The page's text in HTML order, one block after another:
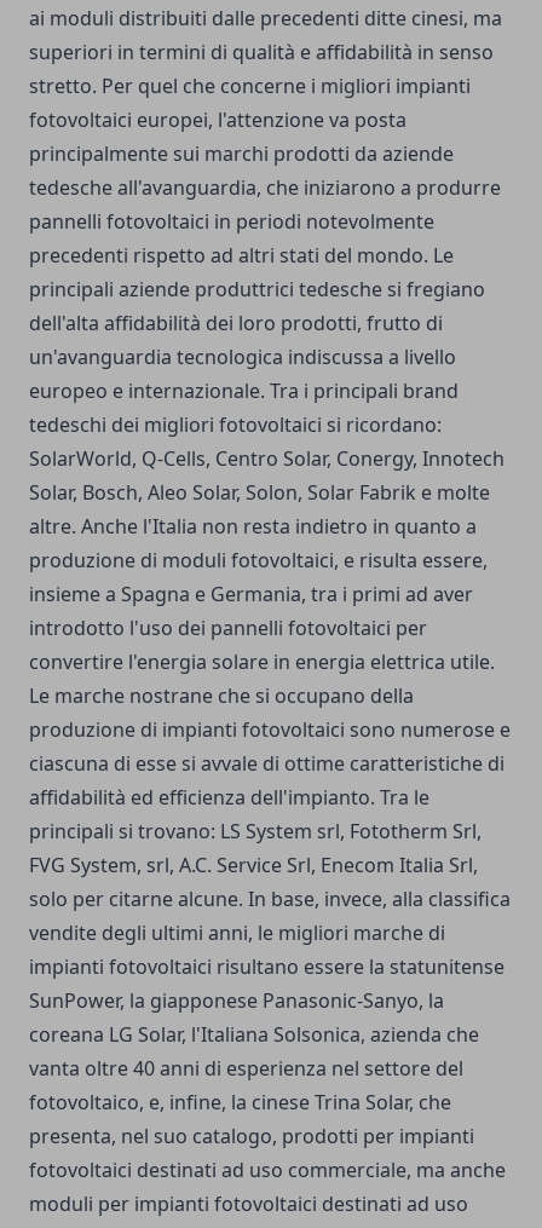
ai moduli distribuiti dalle precedenti ditte cinesi, ma
superiori in termini di qualità e affidabilità in senso
stretto. Per quel che concerne i migliori impianti
fotovoltaici europei, l'attenzione va posta
principalmente sui marchi prodotti da aziende
tedesche all'avanguardia, che iniziarono a produrre
pannelli fotovoltaici in periodi notevolmente
precedenti rispetto ad altri stati del mondo. Le
principali aziende produttrici tedesche si fregiano
dell'alta affidabilità dei loro prodotti, frutto di
un'avanguardia tecnologica indiscussa a livello
europeo e internazionale. Tra i principali brand
tedeschi dei migliori fotovoltaici si ricordano:
SolarWorld, Q-Cells, Centro Solar, Conergy, Innotech
Solar, Bosch, Aleo Solar, Solon, Solar Fabrik e molte
altre. Anche l'Italia non resta indietro in quanto a
produzione di moduli fotovoltaici, e risulta essere,
insieme a Spagna e Germania, tra i primi ad aver
introdotto l'uso dei pannelli fotovoltaici per
convertire l'energia solare in energia elettrica utile.
Le marche nostrane che si occupano della
produzione di impianti fotovoltaici sono numerose e
ciascuna di esse si avvale di ottime caratteristiche di
affidabilità ed efficienza dell'impianto. Tra le
principali si trovano: LS System srl, Fototherm Srl,
FVG System, srl, A.C. Service Srl, Enecom Italia Srl,
solo per citarne alcune. In base, invece, alla classifica
vendite degli ultimi anni, le migliori marche di
impianti fotovoltaici risultano essere la statunitense
SunPower, la giapponese Panasonic-Sanyo, la
coreana LG Solar, l'Italiana Solsonica, azienda che
vanta oltre 40 anni di esperienza nel settore del
fotovoltaico, e, infine, la cinese Trina Solar, che
presenta, nel suo catalogo, prodotti per impianti
fotovoltaici destinati ad uso commerciale, ma anche
moduli per impianti fotovoltaici destinati ad uso